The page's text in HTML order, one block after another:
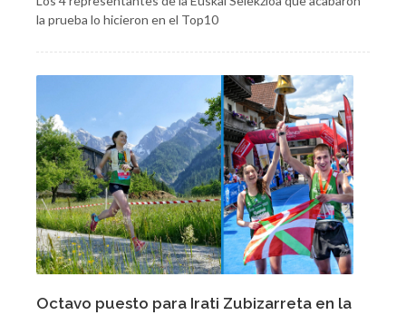
la prueba lo hicieron en el Top10
Octavo puesto para Irati Zubizarreta en la